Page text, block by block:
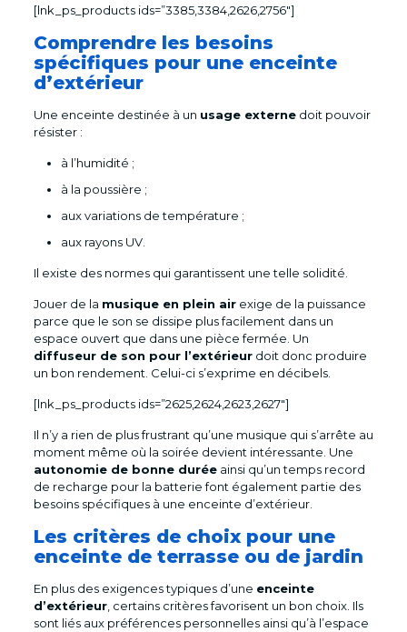
[lnk_ps_products ids=”3385,3384,2626,2756″]
Comprendre les besoins
spécifiques pour une enceinte
d’extérieur
Une enceinte destinée à un usage externedoit pouvoir
résister :
à l’humidité ;
à la poussière ;
aux variations de température ;
aux rayons UV.
Il existe des normes qui garantissent une telle solidité.
Jouer de la musique en plein airexige de la puissance
parce que le son se dissipe plus facilement dans un
espace ouvert que dans une pièce fermée. Un
diffuseur de son pour l’extérieurdoit donc produire
un bon rendement. Celui-ci s’exprime en décibels.
[lnk_ps_products ids=”2625,2624,2623,2627″]
Il n’y a rien de plus frustrant qu’une musique qui s’arrête au
moment même où la soirée devient intéressante. Une
autonomie de bonne duréeainsi qu’un temps record
de recharge pour la batterie font également partie des
besoins spécifiques à une enceinte d’extérieur.
Les critères de choix pour une
enceinte de terrasse ou de jardin
En plus des exigences typiques d’une enceinte
d’extérieur, certains critères favorisent un bon choix. Ils
sont liés aux préférences personnelles ainsi qu’à l’espace